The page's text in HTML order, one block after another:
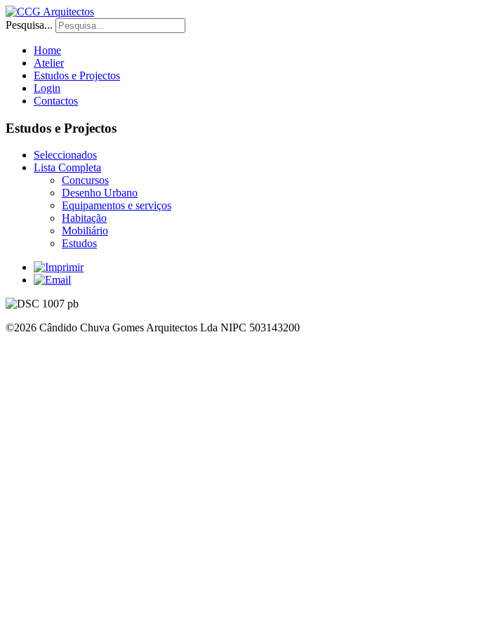
Pesquisa...
Home
Atelier
Estudos e Projectos
Login
Contactos
Estudos e Projectos
Seleccionados
Lista Completa
Concursos
Desenho Urbano
Equipamentos e serviços
Habitação
Mobiliário
Estudos
©2026 Cândido Chuva Gomes Arquitectos Lda NIPC 503143200